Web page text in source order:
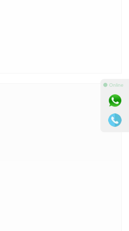
⚫ Online